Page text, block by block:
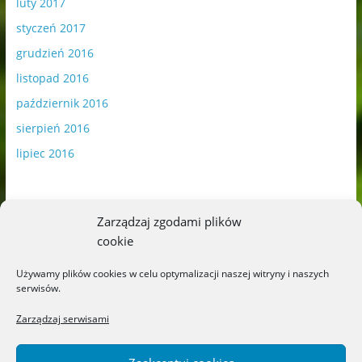
Zarządzaj zgodami plików
cookie
Używamy plików cookies w celu optymalizacji naszej witryny i naszych
serwisów.
Zarządzaj serwisami
luty 2017
styczeń 2017
grudzień 2016
listopad 2016
październik 2016
sierpień 2016
lipiec 2016